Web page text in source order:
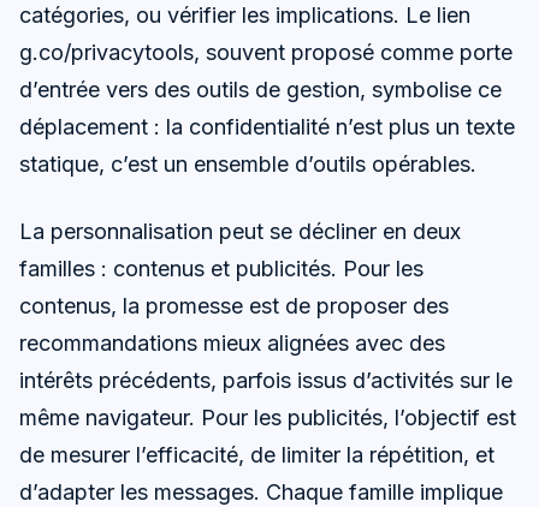
catégories, ou vérifier les implications. Le lien
g.co/privacytools, souvent proposé comme porte
d’entrée vers des outils de gestion, symbolise ce
déplacement : la confidentialité n’est plus un texte
statique, c’est un ensemble d’outils opérables.
La personnalisation peut se décliner en deux
familles : contenus et publicités. Pour les
contenus, la promesse est de proposer des
recommandations mieux alignées avec des
intérêts précédents, parfois issus d’activités sur le
même navigateur. Pour les publicités, l’objectif est
de mesurer l’efficacité, de limiter la répétition, et
d’adapter les messages. Chaque famille implique